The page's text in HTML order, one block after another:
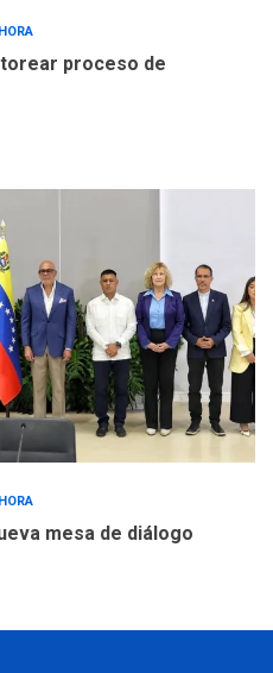
proceso de
mesa de diálogo